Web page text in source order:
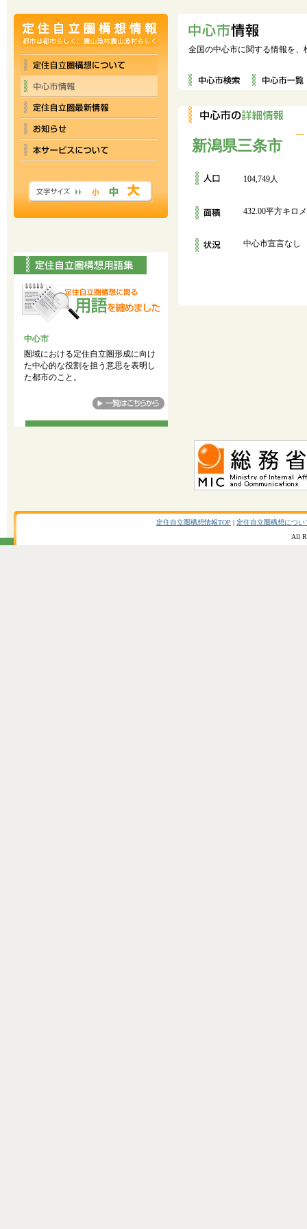
全国の中心市に関する情報を
新潟県三条市
104,749人
432.00平方キロ
中心市宣言なし
中心市
圏域における定住自立圏形成に向け
た中心的な役割を担う意思を表明し
た都市のこと。
定住自立圏構想情報TOP | 定住自立圏構想につい
All